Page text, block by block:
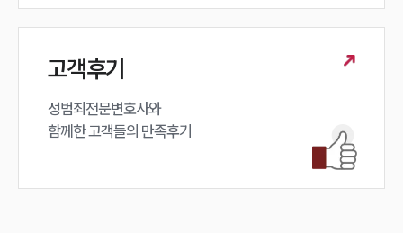
고객후기
성범죄전문변호사와
함께한 고객들의 만족후기